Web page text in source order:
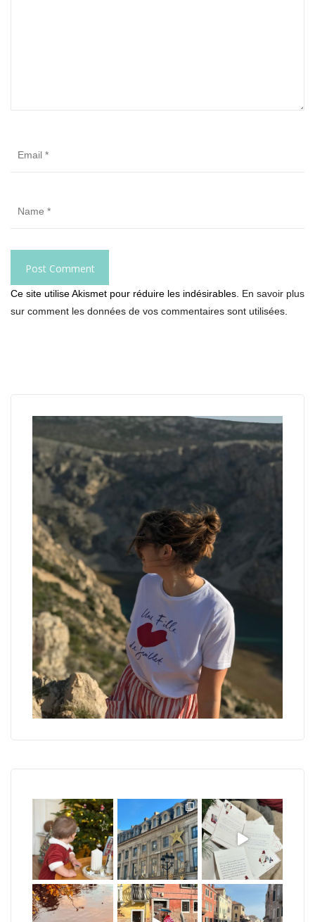
Ce site utilise Akismet pour réduire les indésirables. En savoir plus
sur comment les données de vos commentaires sont utilisées